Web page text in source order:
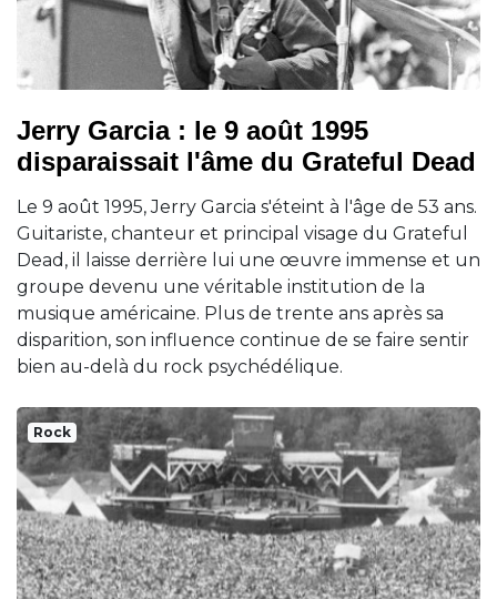
Jerry Garcia : le 9 août 1995
disparaissait l'âme du Grateful Dead
Le 9 août 1995, Jerry Garcia s'éteint à l'âge de 53 ans.
Guitariste, chanteur et principal visage du Grateful
Dead, il laisse derrière lui une œuvre immense et un
groupe devenu une véritable institution de la
musique américaine. Plus de trente ans après sa
disparition, son influence continue de se faire sentir
bien au-delà du rock psychédélique.
Rock